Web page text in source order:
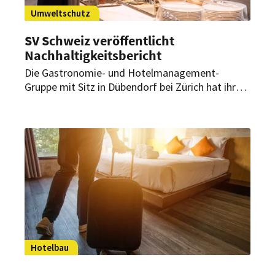
Umweltschutz
SV Schweiz veröffentlicht
Nachhaltigkeitsbericht
Die Gastronomie- und Hotelmanagement-
Gruppe mit Sitz in Dübendorf bei Zürich hat ihren
welche Maßnahmen es konkret umgesetzt hat
und stellt ambitionierte Ziele für 2024 vor.
Hotelbau